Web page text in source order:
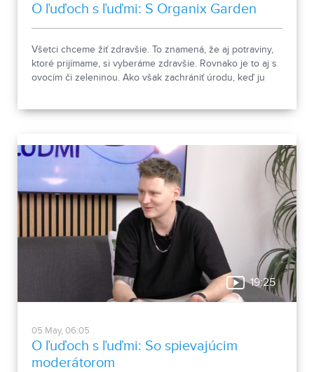
O ľuďoch s ľuďmi: S Organix Garden
Všetci chceme žiť zdravšie. To znamená, že aj potraviny,
ktoré prijímame, si vyberáme zdravšie. Rovnako je to aj s
ovocím či zeleninou. Ako však zachrániť úrodu, keď ju
19:25
05.May, 06:05
O ľuďoch s ľuďmi: So spievajúcim
moderátorom